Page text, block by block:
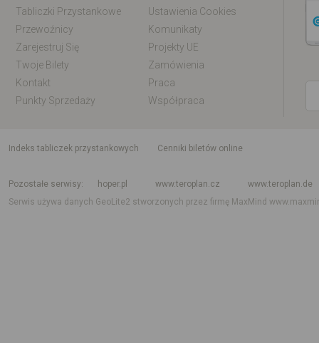
Tabliczki Przystankowe
Ustawienia Cookies
Przewoźnicy
Komunikaty
Zarejestruj Się
Projekty UE
Twoje Bilety
Zamówienia
Kontakt
Praca
Punkty Sprzedaży
Współpraca
indeks tabliczek przystankowych
Cenniki biletów online
Pozostałe serwisy
hoper.pl www.teroplan.cz
www.teroplan.de
Serwis używa danych GeoLite2 stworzonych przez firmę MaxMind